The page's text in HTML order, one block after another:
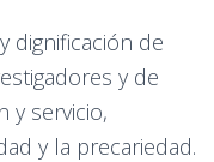
dignificación de
y de
y servicio,
y la precariedad.